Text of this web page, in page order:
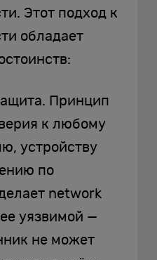
Этот подход к
обладает
Принцип
к любому
устройству
по
network
уязвимой —
не может